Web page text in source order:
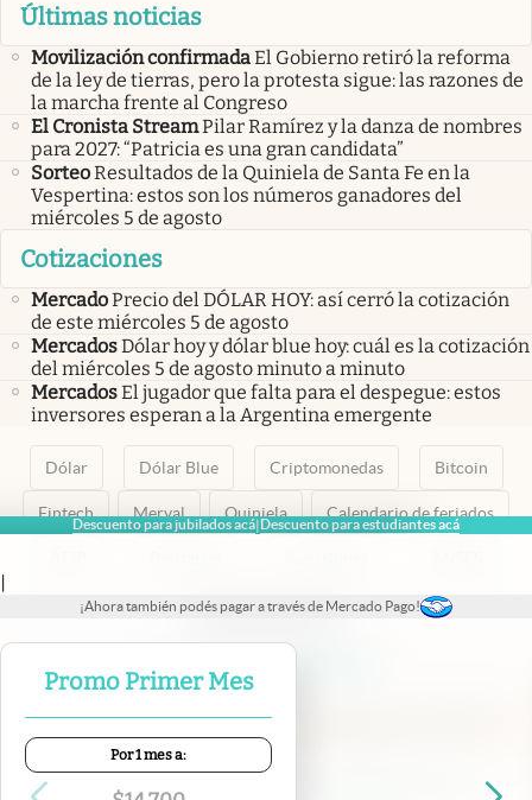
Descuento para jubilados acá|Descuento para estudiantes acá
|
¡Ahora también podés pagar a través de Mercado Pago!
Promo Primer Mes
Por 1 mes a:
Últimas noticias
Movilización confirmadaEl Gobierno retiró la reforma
de la ley de tierras, pero la protesta sigue: las razones de
la marcha frente al Congreso
El Cronista StreamPilar Ramírez y la danza de nombres
para 2027: “Patricia es una gran candidata”
SorteoResultados de la Quiniela de Santa Fe en la
Vespertina: estos son los números ganadores del
miércoles 5 de agosto
Cotizaciones
MercadoPrecio del DÓLAR HOY: así cerró la cotización
de este miércoles 5 de agosto
MercadosDólar hoy y dólar blue hoy: cuál es la cotización
del miércoles 5 de agosto minuto a minuto
MercadosEl jugador que falta para el despegue: estos
inversores esperan a la Argentina emergente
Dólar Dólar Blue Criptomonedas Bitcoin
Fintech Merval Quiniela Calendario de feriados
abre en nueva pestaña
abre en nueva pestaña
abre en nueva pestaña
abre en nueva pestaña
abre en nueva pestaña